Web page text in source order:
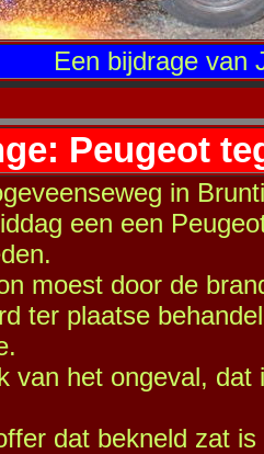
Een bijdrage van
Peugeot
in
een een
moest door de
ter plaatse
van het ongeval,
dat bekneld zat